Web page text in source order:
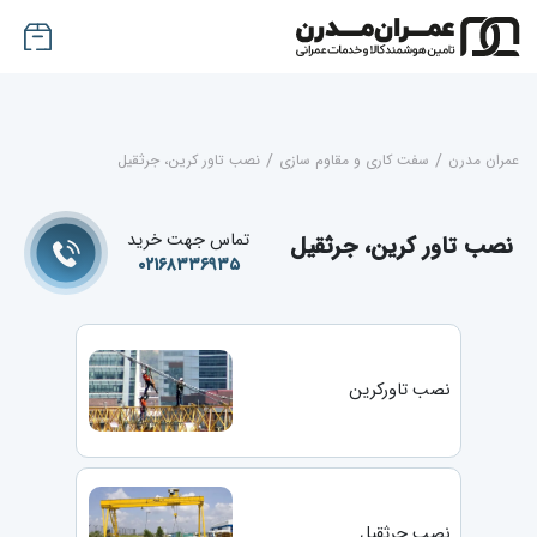
عمران مدرن / سفت کاری و مقاوم سازی / نصب تاور کرین، جرثقیل
نصب تاور کرین، جرثقیل
تماس جهت خرید
۰۲۱۶۸۳۳۶۹۳۵
نصب تاورکرین